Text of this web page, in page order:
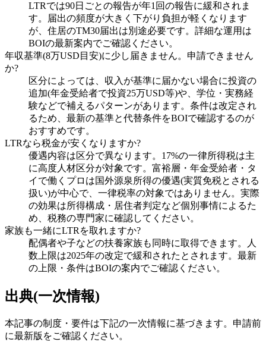
LTRでは90日ごとの報告が年1回の報告に緩和されま
す。届出の頻度が大きく下がり負担が軽くなります
が、住居のTM30届出は別途必要です。詳細な運用は
BOIの最新案内でご確認ください。
年収基準(8万USD目安)に少し届きません。申請できません
か?
区分によっては、収入が基準に届かない場合に投資の
追加(年金受給者で投資25万USD等)や、学位・実務経
験などで補えるパターンがあります。条件は改定され
るため、最新の基準と代替条件をBOIで確認するのが
おすすめです。
LTRなら税金が安くなりますか?
優遇内容は区分で異なります。17%の一律所得税は主
に高度人材区分が対象です。富裕層・年金受給者・タ
イで働くプロは国外源泉所得の優遇(実質免税とされる
扱い)が中心で、一律税率の対象ではありません。実際
の効果は所得構成・居住者判定など個別事情によるた
め、税務の専門家に確認してください。
家族も一緒にLTRを取れますか?
配偶者や子などの扶養家族も同時に取得できます。人
数上限は2025年の改定で緩和されたとされます。最新
の上限・条件はBOIの案内でご確認ください。
出典(一次情報)
本記事の制度・要件は下記の一次情報に基づきます。申請前
に最新版をご確認ください。